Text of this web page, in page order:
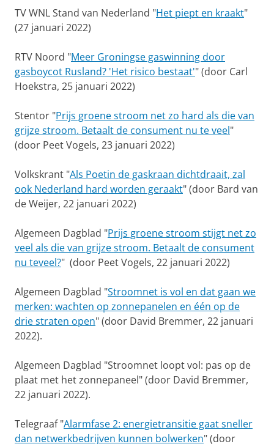
TV WNL Stand van Nederland "Het piept en kraakt"
(27 januari 2022)
RTV Noord "Meer Groningse gaswinning door
gasboycot Rusland? 'Het risico bestaat'" (door Carl
Hoekstra, 25 januari 2022)
Stentor "Prijs groene stroom net zo hard als die van
grijze stroom. Betaalt de consument nu te veel"
(door Peet Vogels, 23 januari 2022)
Volkskrant "Als Poetin de gaskraan dichtdraait, zal
ook Nederland hard worden geraakt" (door Bard van
de Weijer, 22 januari 2022)
Algemeen Dagblad "Prijs groene stroom stijgt net zo
veel als die van grijze stroom. Betaalt de consument
nu teveel?" (door Peet Vogels, 22 januari 2022)
Algemeen Dagblad "Stroomnet is vol en dat gaan we
merken: wachten op zonnepanelen en één op de
drie straten open" (door David Bremmer, 22 januari
2022).
Algemeen Dagblad "Stroomnet loopt vol: pas op de
plaat met het zonnepaneel" (door David Bremmer,
22 januari 2022).
Telegraaf "Alarmfase 2: energietransitie gaat sneller
dan netwerkbedrijven kunnen bolwerken" (door